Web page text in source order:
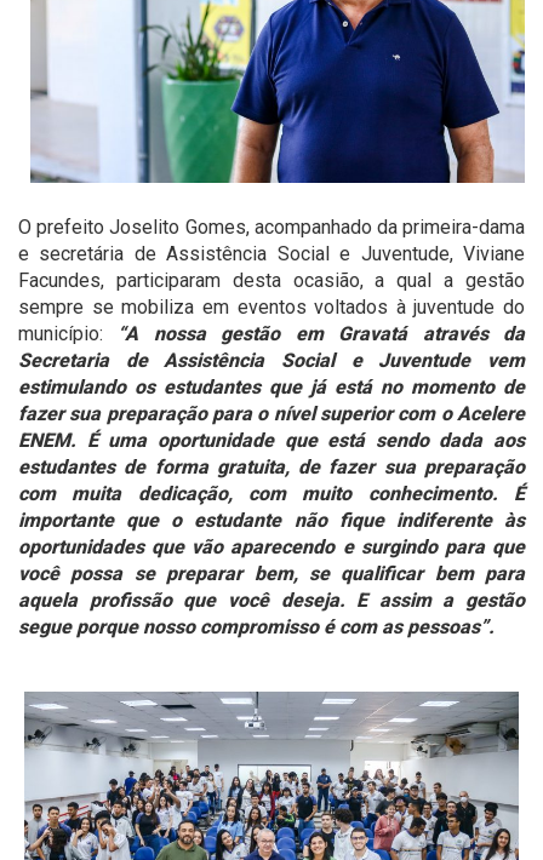
O prefeito Joselito Gomes, acompanhado da primeira-dama
e secretária de Assistência Social e Juventude, Viviane
Facundes, participaram desta ocasião, a qual a gestão
sempre se mobiliza em eventos voltados à juventude do
município:
“A nossa gestão em Gravatá através da
Secretaria de Assistência Social e Juventude vem
estimulando os estudantes que já está no momento de
fazer sua preparação para o nível superior com o Acelere
ENEM. É uma oportunidade que está sendo dada aos
estudantes de forma gratuita, de fazer sua preparação
com muita dedicação, com muito conhecimento. É
importante que o estudante não fique indiferente às
oportunidades que vão aparecendo e surgindo para que
você possa se preparar bem, se qualificar bem para
aquela profissão que você deseja. E assim a gestão
segue porque nosso compromisso é com as pessoas”.